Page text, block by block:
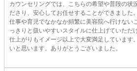
カウンセリングでは、こちらの希望や普段の状
ださり、安心してお任せすることができました。
仕事や育児でなかなか頻繁に美容院へ行けない
っきりと扱いやすいスタイルに仕上げていただ
仕上がりもイメージ以上で大変満足しています
いと思います。ありがとうございました。